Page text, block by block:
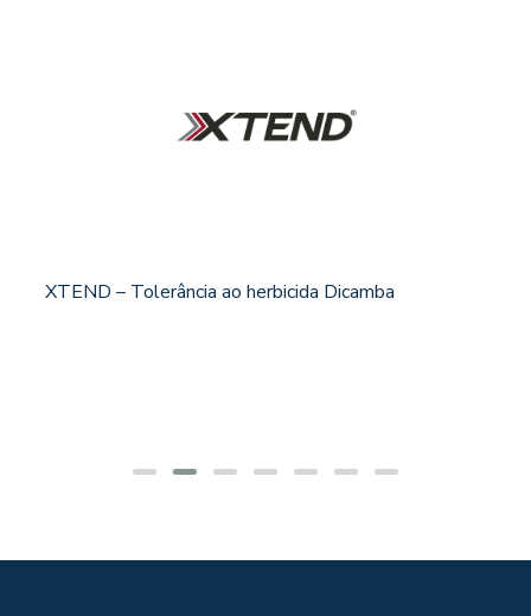
XTEND – Tolerância ao herbicida Dicamba